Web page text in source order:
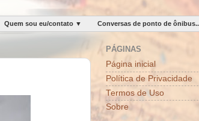
Quem sou eu/contato ▼ Conversas de ponto de
PÁGINAS
Página inicial
Política de Privacidade
Termos de Uso
Sobre